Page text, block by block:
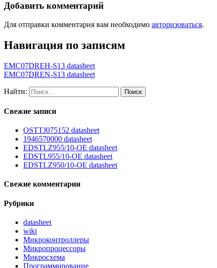
Добавить комментарий
Для отправки комментария вам необходимо авторизоваться.
Навигация по записям
EMC07DREH-S13 datasheet
EMC07DREN-S13 datasheet
Найти:
Свежие записи
OSTTJ075152 datasheet
1946570000 datasheet
EDSTLZ955/10-OE datasheet
EDSTL955/10-OE datasheet
EDSTLZ950/10-OE datasheet
Свежие комментарии
Рубрики
datasheet
wiki
Микроконтроллеры
Микропроцессоры
Микросхема
Программирование